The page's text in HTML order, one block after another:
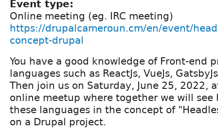
Event type:
Online meeting (eg. IRC meeting)
https://drupalcameroun.cm/en/event/
concept-drupal
You have a good knowledge of Front-end
languages such as ReactJs, VueJs,
Then join us on Saturday, June 25, 2022,
online meetup where together we will
these languages in the concept of
on a Drupal project.